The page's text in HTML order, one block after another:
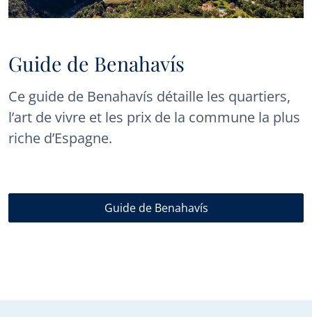
Guide de Benahavís
Ce guide de Benahavís détaille les quartiers,
l’art de vivre et les prix de la commune la plus
riche d’Espagne.
Guide de Benahavís